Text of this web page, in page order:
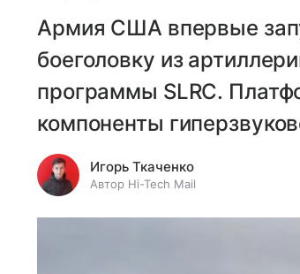
Армия США впервые
боеголовку из
программы SLRC.
компоненты
Игорь Ткаченко
Автор Hi-Tech Mail